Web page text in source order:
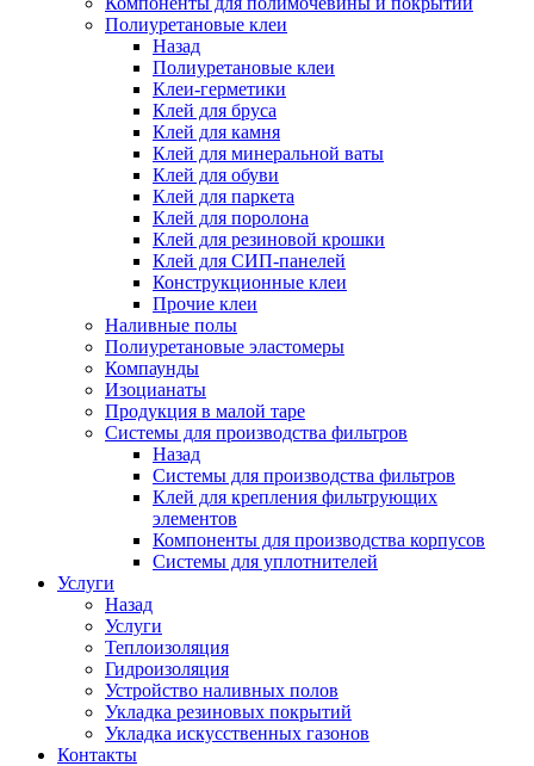
Полиуретановые клеи
Назад
Полиуретановые клеи
Клеи-герметики
Клей для бруса
Клей для камня
Клей для минеральной ваты
Клей для обуви
Клей для паркета
Клей для поролона
Клей для резиновой крошки
Клей для СИП-панелей
Конструкционные клеи
Прочие клеи
Наливные полы
Полиуретановые эластомеры
Компаунды
Изоцианаты
Продукция в малой таре
Системы для производства фильтров
Назад
Системы для производства фильтров
Клей для крепления фильтрующих
элементов
Компоненты для производства корпусов
Системы для уплотнителей
Услуги
Назад
Услуги
Теплоизоляция
Гидроизоляция
Устройство наливных полов
Укладка резиновых покрытий
Укладка искусственных газонов
Контакты